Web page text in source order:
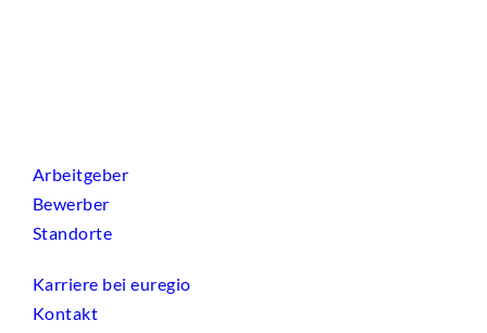
Arbeitgeber
Bewerber
Standorte
Karriere bei euregio
Kontakt